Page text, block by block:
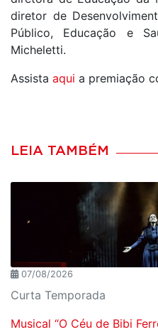
diretor de
Público, Educação e
Micheletti.
Assista aqui a premiação
LEIA TAMBÉM
07/08/2026
Curta Temporada
Musical “O Céu de Bibi